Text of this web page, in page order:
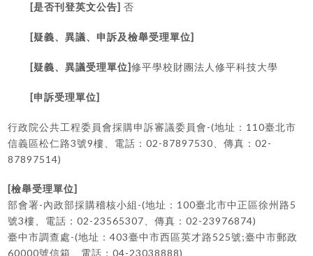
[是否刊登英文公告] 否
[疑義、異議、申訴及檢舉受理單位]
[疑義、異議受理單位]修平學校財團法人修平科技大學
[申訴受理單位]
行政院公共工程委員會採購申訴審議委員會 -(地址： 110臺北市
信義區松仁路3號9樓、電話：02-87897530、傳真：02-
87897514)
[檢舉受理單位]
部會署- 內政部採購稽核小組 -(地址： 100臺北市中正區徐州路 5
號3樓、電話：02-23565307、傳真：02-23976874)
臺中市調查處 -(地址：403臺中市西區英才路 525號;臺中市郵政
60000號信箱、電話：04-23038888)